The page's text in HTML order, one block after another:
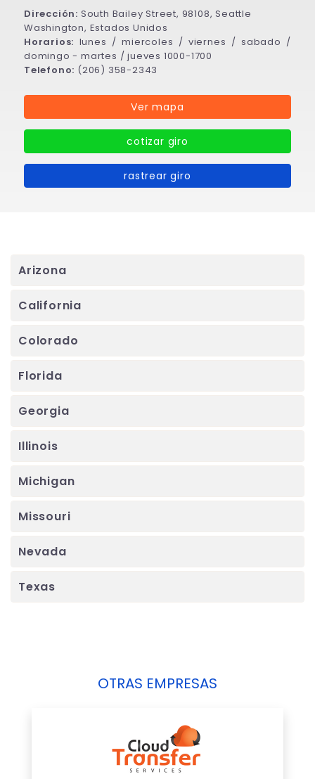
Dirección: South Bailey Street, 98108, Seattle
Washington, Estados Unidos
Horarios: lunes / miercoles / viernes / sabado /
domingo - martes / jueves 1000-1700
Telefono: (206) 358-2343
Ver mapa
cotizar giro
rastrear giro
Arizona
California
Colorado
Florida
Georgia
Illinois
Michigan
Missouri
Nevada
Texas
OTRAS EMPRESAS